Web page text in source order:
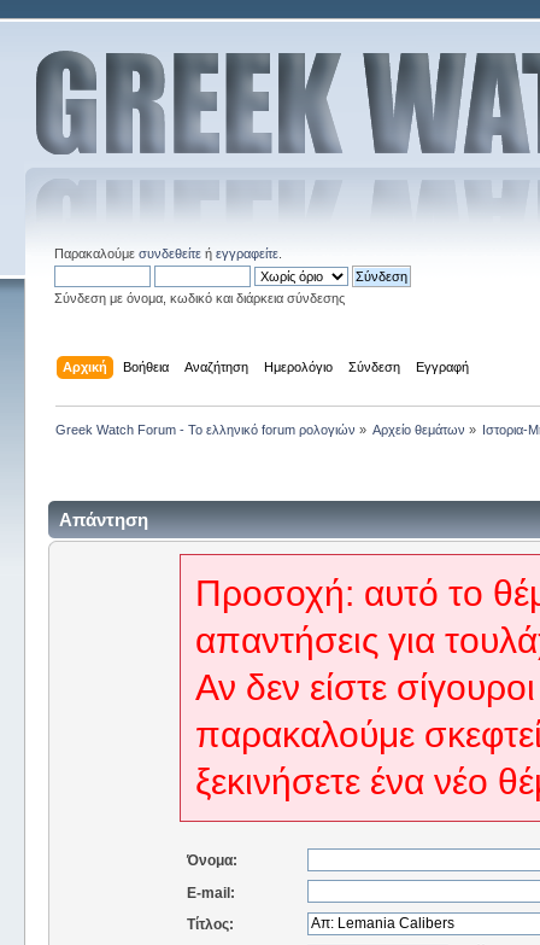
Παρακαλούμε συνδεθείτεή εγγραφείτε.
Σύνδεση με όνομα, κωδικό και διάρκεια σύνδεσης
Αρχική Βοήθεια Αναζήτηση Ημερολόγιο Σύνδεση Εγγραφή
Greek Watch Forum - Το ελληνικό forum ρολογιών » Αρχείο θεμάτων » Ιστορια-
Απάντηση
Προσοχή: αυτό το
απαντήσεις για
Αν δεν είστε
παρακαλούμε
ξεκινήσετε ένα νέο
Όνομα:
E-mail:
Τίτλος: